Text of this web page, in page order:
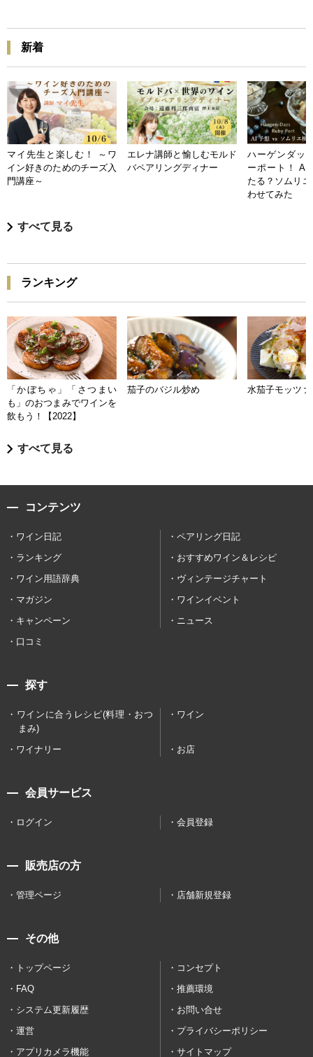
新着
マイ先生と楽しむ！ ～ワ
イン好きのためのチーズ入
門講座～
エレナ講師と愉しむモルド
バペアリングディナー
ハーゲンダッ
ーポート！ AI
たる？ソムリ
わせてみた
すべて見る
ランキング
「かぼちゃ」「さつまい
も」のおつまみでワインを
飲もう！【2022】
茄子のバジル炒め 水茄子モッツァ
すべて見る
コンテンツ
ワイン日記
ペアリング日記
ランキング
おすすめワイン＆レシピ
ワイン用語辞典
ヴィンテージチャート
マガジン
ワインイベント
キャンペーン
ニュース
口コミ
探す
ワインに合うレシピ(料理・おつ
まみ)
ワイン
ワイナリー お店
会員サービス
ログイン 会員登録
販売店の方
管理ページ 店舗新規登録
その他
トップページ
コンセプト
FAQ
推薦環境
システム更新履歴
お問い合せ
運営
プライバシーポリシー
アプリカメラ機能
サイトマップ